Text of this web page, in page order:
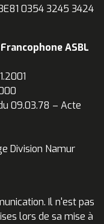
0354 3245 3424
ASBL
09.03.78 – Acte
Division Namur
Il n'est pas
lors de sa mise à